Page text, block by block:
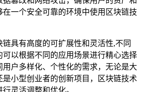
一个安全可靠的环境中使用区块链技
具有高度的可扩展性和灵活性,不同
可以根据不同的应用场景进行精心选择
户多样化、个性化的需求，无论是大
是小型创业者的创新项目，区块链技术
灵活调整和优化。